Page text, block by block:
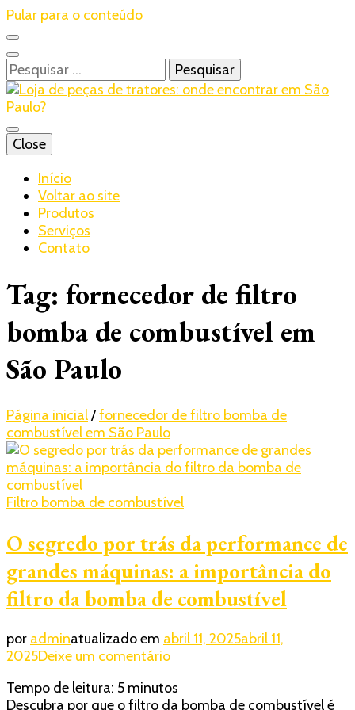
Pular para o conteúdo
Pesquisar
por:
Realtrac
Blog – Realtrac
Close
Início
Voltar ao site
Produtos
Serviços
Contato
Tag: fornecedor de filtro
bomba de combustível em
São Paulo
Página inicial/fornecedor de filtro bomba de
combustível em São Paulo
Filtro bomba de combustível
O segredo por trás da performance de
grandes máquinas: a importância do
filtro da bomba de combustível
por adminatualizado em abril 11, 2025abril 11,
2025Deixe um comentárioem
segredo
Tempo de leitura: 5 minutos
Descubra por que o filtro da bomba de combustível é